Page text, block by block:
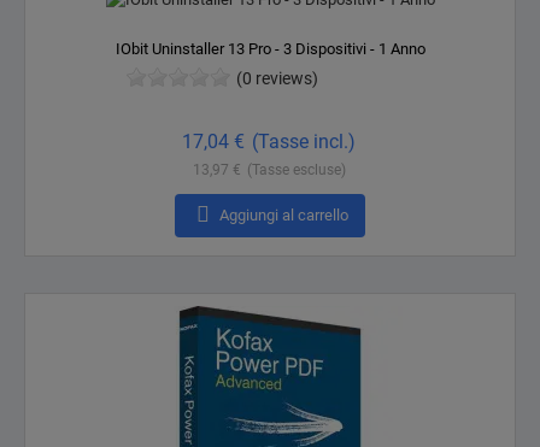
IObit Uninstaller 13 Pro - 3 Dispositivi - 1 Anno
(0 reviews)
17,04 € (Tasse incl.)
13,97 € (Tasse escluse)
 Aggiungi al carrello